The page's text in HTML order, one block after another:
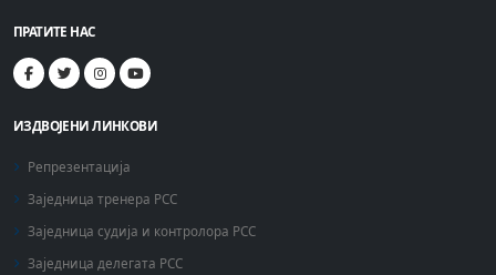
ПРАТИТЕ НАС
ИЗДВОЈЕНИ ЛИНКОВИ
Репрезентација
Заједница тренера РСС
Заједница судија и контролора РСС
Заједница делегата РСС